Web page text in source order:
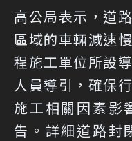
高公局表示，道
區域的車輛減速
程施工單位所設
人員導引，確保
施工相關因素影
告。詳細道路封